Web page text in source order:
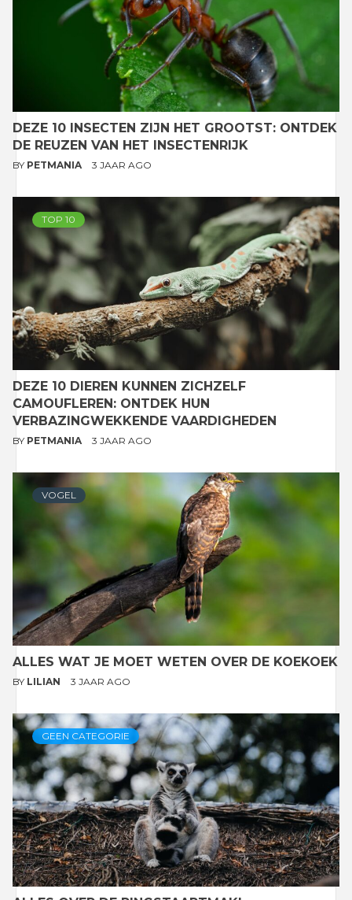
DEZE 10 INSECTEN ZIJN HET GROOTST: ONTDEK
DE REUZEN VAN HET INSECTENRIJK
BY PETMANIA 3 JAAR AGO
TOP 10
DEZE 10 DIEREN KUNNEN ZICHZELF
CAMOUFLEREN: ONTDEK HUN
VERBAZINGWEKKENDE VAARDIGHEDEN
BY PETMANIA 3 JAAR AGO
VOGEL
ALLES WAT JE MOET WETEN OVER DE KOEKOEK
BY LILIAN 3 JAAR AGO
GEEN CATEGORIE